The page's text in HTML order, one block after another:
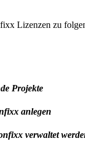
Lizenzen zu
Projekte
anlegen
verwaltet